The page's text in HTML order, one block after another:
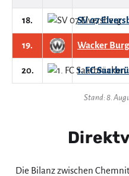
18. SV 07
19. Wacker
20. 1. FC
Stand: 8.
Die Bilanz zwischen